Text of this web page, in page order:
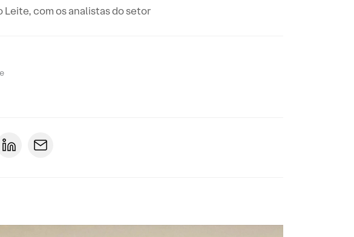
Leite, com os analistas do setor